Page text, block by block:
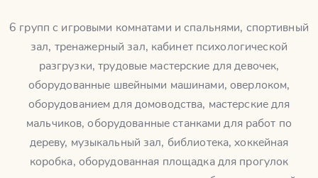
6 групп с игровыми комнатами и спальнями, спортивный
зал, тренажерный зал, кабинет психологической
разгрузки, трудовые мастерские для девочек,
оборудованные швейными машинами, оверлоком,
оборудованием для домоводства, мастерские для
мальчиков, оборудованные станками для работ по
дереву, музыкальный зал, библиотека, хоккейная
коробка, оборудованная площадка для прогулок